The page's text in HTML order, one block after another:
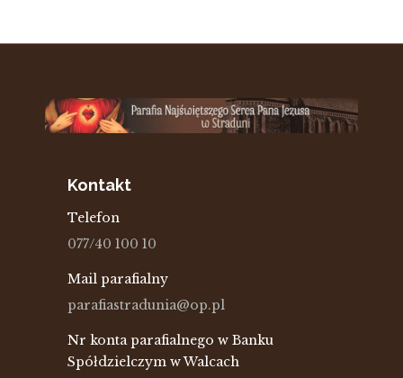
Kontakt
Telefon
077/40 100 10
Mail parafialny
parafiastradunia@op.pl
Nr konta parafialnego w Banku
Spółdzielczym w Walcach